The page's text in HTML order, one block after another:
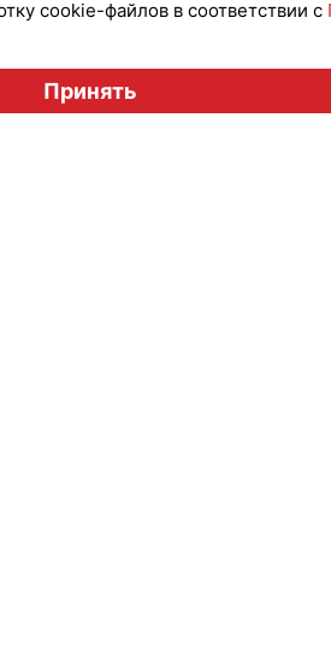
рынка", licensingrussia.ru, 2009-
cookie-файлов в соответствии с
Принять